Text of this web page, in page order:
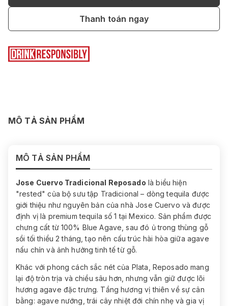
Thanh toán ngay
MÔ TẢ SẢN PHẨM
MÔ TẢ SẢN PHẨM
Jose Cuervo Tradicional Reposado là biểu hiện
"rested" của bộ sưu tập Tradicional – dòng tequila được
giới thiệu như nguyên bản của nhà Jose Cuervo và được
định vị là premium tequila số 1 tại Mexico. Sản phẩm được
chưng cất từ 100% Blue Agave, sau đó ủ trong thùng gỗ
sồi tối thiểu 2 tháng, tạo nên cấu trúc hài hòa giữa agave
nấu chín và ảnh hưởng tinh tế từ gỗ.
Khác với phong cách sắc nét của Plata, Reposado mang
lại độ tròn trịa và chiều sâu hơn, nhưng vẫn giữ được lõi
hương agave đặc trưng. Tầng hương vị thiên về sự cân
bằng: agave nướng, trái cây nhiệt đới chín nhẹ và gia vị